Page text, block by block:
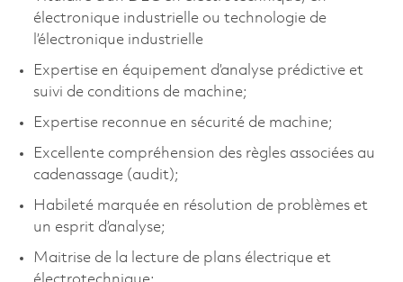
électronique industrielle ou technologie de
l’électronique industrielle
Expertise en équipement d’analyse prédictive et
suivi de conditions de machine;
Expertise reconnue en sécurité de machine;
Excellente compréhension des règles associées au
cadenassage (audit);
Habileté marquée en résolution de problèmes et
un esprit d’analyse;
Maitrise de la lecture de plans électrique et